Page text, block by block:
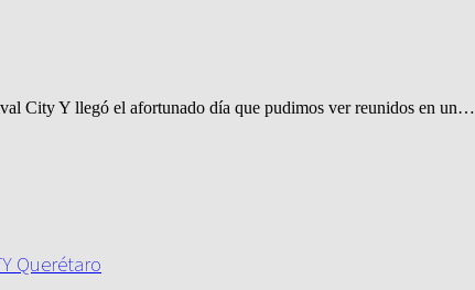
City Y llegó el afortunado día que pudimos ver reunidos en un…
Querétaro